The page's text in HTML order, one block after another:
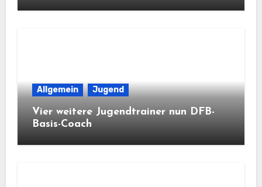
Allgemein Jugend
Vier weitere Jugendtrainer nun DFB-
Basis-Coach